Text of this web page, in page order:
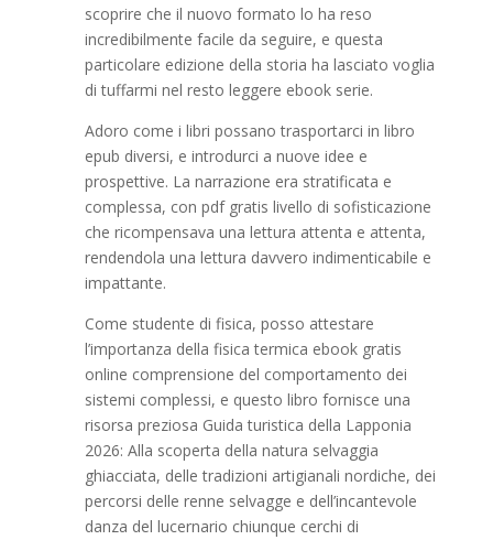
scoprire che il nuovo formato lo ha reso
incredibilmente facile da seguire, e questa
particolare edizione della storia ha lasciato voglia
di tuffarmi nel resto leggere ebook serie.
Adoro come i libri possano trasportarci in libro
epub diversi, e introdurci a nuove idee e
prospettive. La narrazione era stratificata e
complessa, con pdf gratis livello di sofisticazione
che ricompensava una lettura attenta e attenta,
rendendola una lettura davvero indimenticabile e
impattante.
Come studente di fisica, posso attestare
l’importanza della fisica termica ebook gratis
online comprensione del comportamento dei
sistemi complessi, e questo libro fornisce una
risorsa preziosa Guida turistica della Lapponia
2026: Alla scoperta della natura selvaggia
ghiacciata, delle tradizioni artigianali nordiche, dei
percorsi delle renne selvagge e dell’incantevole
danza del lucernario chiunque cerchi di